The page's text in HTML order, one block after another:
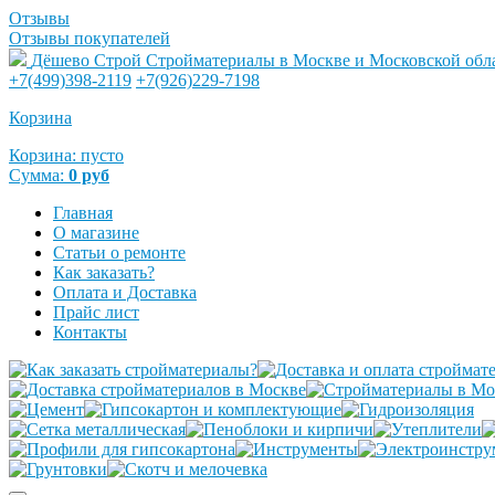
Отзывы
Отзывы покупателей
Дёшево Строй Стройматериалы в Москве и Московской
+7(499)398-2119 +7(926)229-7198
Корзина
Корзина: пусто
Сумма: 0 руб
Главная
О магазине
Статьи о ремонте
Как заказать?
Оплата и Доставка
Прайс лист
Контакты